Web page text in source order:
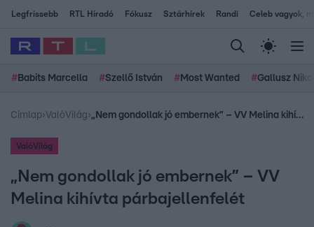
Legfrissebb RTL Híradó Fókusz Sztárhírek Randi Celeb vagyok,
# Babits Marcella #Szellő István # Most Wanted #Gallusz
Címlap›ValóVilág› „Nem gondollak jó embernek” – VV Melina kihívta párbajellenfelét
ValóVilág
„Nem gondollak jó embernek” – VV
Melina kihívta párbajellenfelét